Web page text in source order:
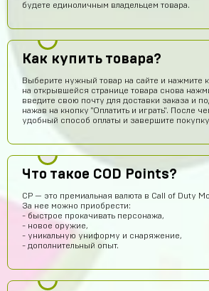
будете единоличным владельцем товара.
Как купить товара?
Выберите нужный товар на сайте и нажмите
на открывшейся странице товара снова
введите свою почту для доставки заказа и
нажав на кнопку "Оплатить и играть". После
удобный способ оплаты и завершите
Что такое COD Points?
CP — это премиальная валюта в Call of Duty
За нее можно приобрести:
- быстрое прокачивать персонажа,
- новое оружие,
- уникальную униформу и снаряжение,
- дополнительный опыт.
Абукар Хамхоев
Top
Игорь Богданович
Збс, не обман👌